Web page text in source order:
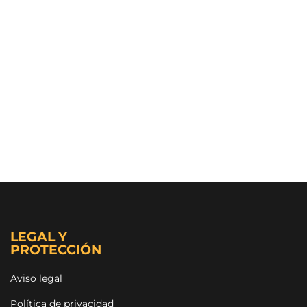
LEGAL Y
PROTECCIÓN
Aviso legal
Política de privacidad